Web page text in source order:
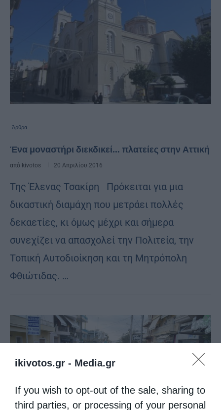
ikivotos.gr - Media.gr
If you wish to opt-out of the sale, sharing to
third parties, or processing of your personal
Άρθρα
Ένα μοναστήρι διεκδικεί… πλατείες στην Αττική
από kivotos 20 Απριλίου 2016
Της Έλενας Τσακίρη Πρόκειται για μια
δικαστική διαμάχη που μετράει πολλές
δεκαετίες, κι όμως μέχρι και σήμερα
συνεχίζει να απασχολεί την Πολιτεία, την
Τοπική Αυτοδιοίκηση και τη Μητρόπολη
Φθιώτιδας. …